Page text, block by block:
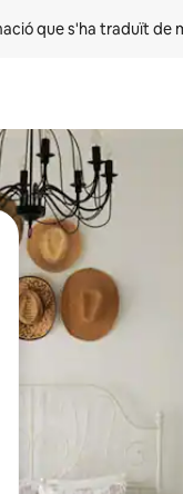
que s'ha traduït de
a través de les